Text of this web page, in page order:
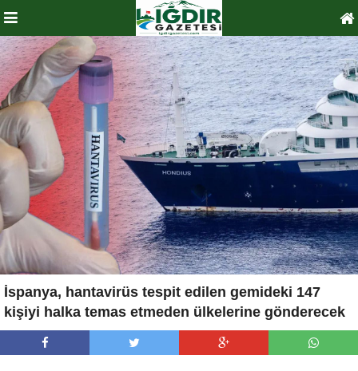
İspanya, hantavirüs tespit edilen gemideki 147
kişiyi halka temas etmeden ülkelerine gönderecek